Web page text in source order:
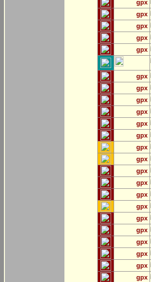
gpx
gpx
gpx
gpx
gpx
gpx
gpx
gpx
gpx
gpx
gpx
gpx
gpx
gpx
gpx
gpx
gpx
gpx
gpx
gpx
gpx
gpx
gpx